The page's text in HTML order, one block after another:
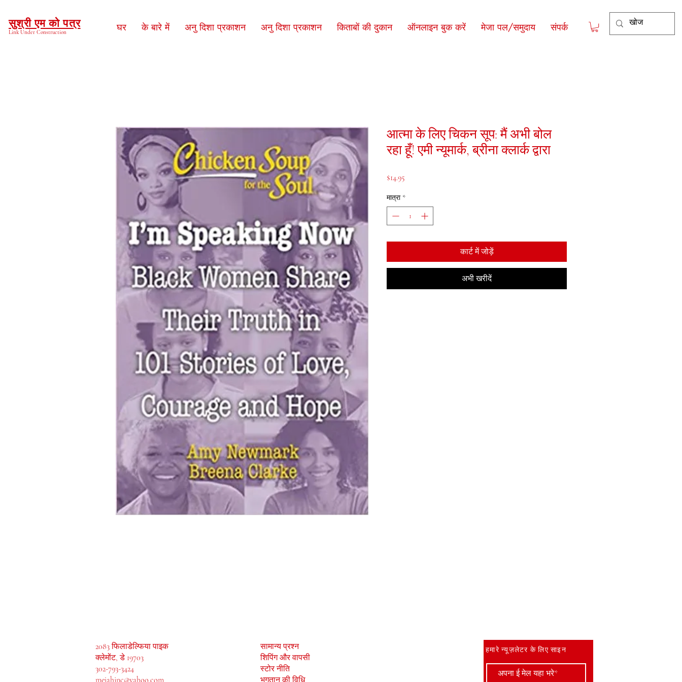
सुश्री एम को पत्र
Link Under Construction घर के बारे में अनु दिशा प्रकाशन अनु दिशा प्रकाशन किताबों की दुकान ऑनलाइन बुक करें मेजा पल/समुदाय संपर्क
आत्मा के लिए चिकन सूप: मैं अभी बोल
रहा हूँ! एमी न्यूमार्क, ब्रीना क्लार्क द्वारा
$14.95
मात्रा *
कार्ट में जोड़ें
अभी खरीदें
2083 फिलाडेल्फिया पाइक
क्लेमोंट, डे 19703
302-793-3424
mejahinc@yahoo.com
सामान्य प्रश्न
शिपिंग और वापसी
स्टोर नीति
भुगतान की विधि
हमारे न्यूज़लेटर के लिए साइन